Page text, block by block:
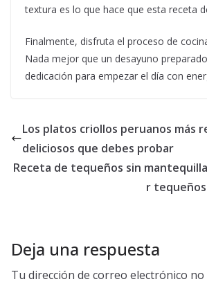
textura es lo que hace que esta receta
Finalmente, disfruta el proceso de
Nada mejor que un desayuno
dedicación para empezar el día con
Los platos criollos peruanos más
deliciosos que debes probar
Receta de tequeños sin
r
Deja una respuesta
Tu dirección de correo electrónico no